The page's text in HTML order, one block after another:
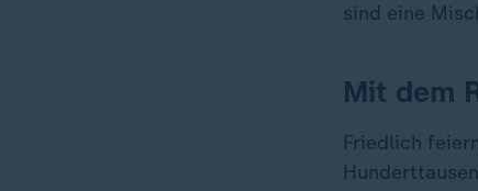
sind eine
Mit dem
Friedlich